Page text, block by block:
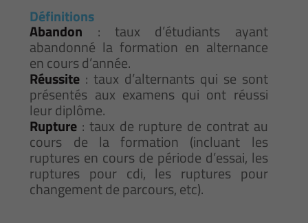
Définitions
Abandon : taux d’étudiants ayant
abandonné la formation en alternance
en cours d’année.
Réussite : taux d’alternants qui se sont
présentés aux examens qui ont réussi
leur diplôme.
Rupture : taux de rupture de contrat au
cours de la formation (incluant les
ruptures en cours de période d’essai, les
ruptures pour cdi, les ruptures pour
changement de parcours, etc).